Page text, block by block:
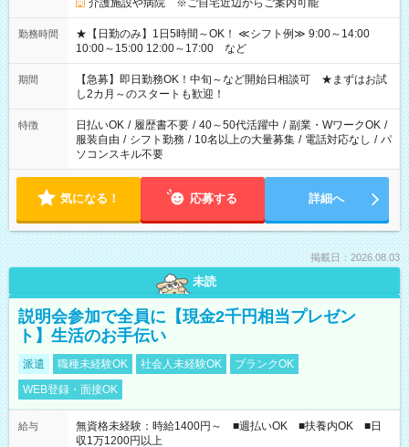
介護施設や病院 ※ご自宅近辺からご案内可能
勤務時間
★【日勤のみ】1日5時間～OK！ ≪シフト例≫ 9:00～14:00
10:00～15:00 12:00～17:00 など
期間
【急募】即日勤務OK！中旬～など開始日相談可 ★まずはお試
し2カ月～のスタートも歓迎！
特徴 日払いOK / 履歴書不要 / 40～50代活躍中 / 副業・WワークOK /
服装自由 / シフト勤務 / 10名以上の大量募集 / 電話対応なし / パ
ソコンスキル不要
気になる！ 応募する 詳細へ
掲載日：2026.08.03
未読
説明会参加で全員に【現金2千円相当プレゼン
ト】生活のお手伝い
派遣 職種未経験OK 社会人未経験OK
ブランクOK
WEB登録・面接OK
給与
無資格未経験：時給1400円～ ■週払いOK ■扶養内OK ■日
収1万1200円以上